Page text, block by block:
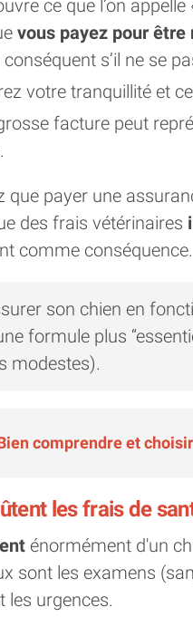
ce que l’on
vous payez pour être
s’il ne se
votre tranquillité et
facture peut
que payer une
des frais vétérinaires
comme conséquence.
son chien en
formule plus
modestes).
comprendre et
les frais de
énormément d'un
sont les examens
les urgences.